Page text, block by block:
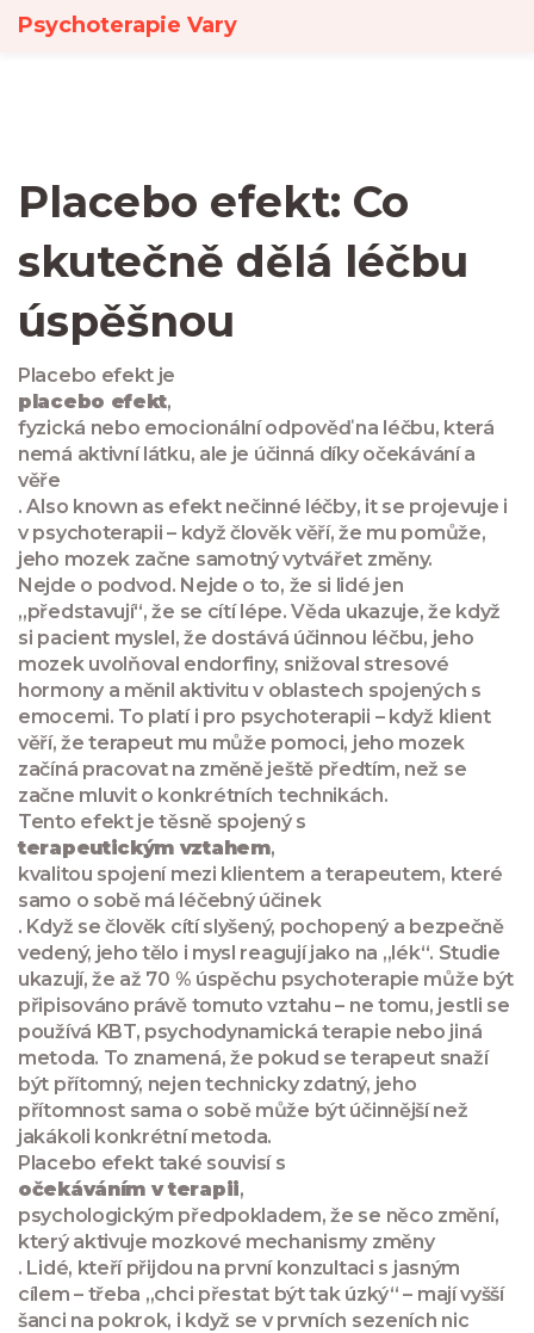
Psychoterapie Vary
Placebo efekt: Co
skutečně dělá léčbu
úspěšnou
Placebo efekt je
placebo efekt,
fyzická nebo emocionální odpověď na léčbu, která
nemá aktivní látku, ale je účinná díky očekávání a
věře
. Also known as efekt nečinné léčby, it se projevuje i
v psychoterapii – když člověk věří, že mu pomůže,
jeho mozek začne samotný vytvářet změny.
Nejde o podvod. Nejde o to, že si lidé jen
„představují“, že se cítí lépe. Věda ukazuje, že když
si pacient myslel, že dostává účinnou léčbu, jeho
mozek uvolňoval endorfiny, snižoval stresové
hormony a měnil aktivitu v oblastech spojených s
emocemi. To platí i pro psychoterapii – když klient
věří, že terapeut mu může pomoci, jeho mozek
začíná pracovat na změně ještě předtím, než se
začne mluvit o konkrétních technikách.
Tento efekt je těsně spojený s
terapeutickým vztahem,
kvalitou spojení mezi klientem a terapeutem, které
samo o sobě má léčebný účinek
. Když se člověk cítí slyšený, pochopený a bezpečně
vedený, jeho tělo i mysl reagují jako na „lék“. Studie
ukazují, že až 70 % úspěchu psychoterapie může být
připisováno právě tomuto vztahu – ne tomu, jestli se
používá KBT, psychodynamická terapie nebo jiná
metoda. To znamená, že pokud se terapeut snaží
být přítomný, nejen technicky zdatný, jeho
přítomnost sama o sobě může být účinnější než
jakákoli konkrétní metoda.
Placebo efekt také souvisí s
očekáváním v terapii,
psychologickým předpokladem, že se něco změní,
který aktivuje mozkové mechanismy změny
. Lidé, kteří přijdou na první konzultaci s jasným
cílem – třeba „chci přestat být tak úzký“ – mají vyšší
šanci na pokrok, i když se v prvních sezeních nic